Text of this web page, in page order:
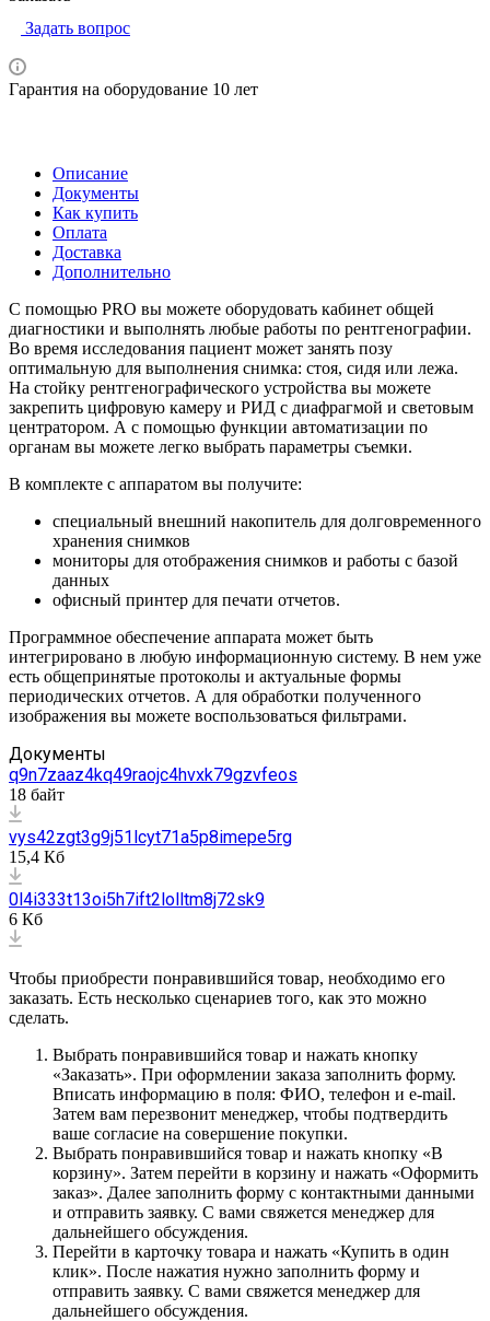
Задать вопрос
Гарантия на оборудование 10 лет
Описание
Документы
Как купить
Оплата
Доставка
Дополнительно
С помощью PRO вы можете оборудовать кабинет общей
диагностики и выполнять любые работы по рентгенографии.
Во время исследования пациент может занять позу
оптимальную для выполнения снимка: стоя, сидя или лежа.
На стойку рентгенографического устройства вы можете
закрепить цифровую камеру и РИД с диафрагмой и световым
центратором. А с помощью функции автоматизации по
органам вы можете легко выбрать параметры съемки.
В комплекте с аппаратом вы получите:
специальный внешний накопитель для долговременного
хранения снимков
мониторы для отображения снимков и работы с базой
данных
офисный принтер для печати отчетов.
Программное обеспечение аппарата может быть
интегрировано в любую информационную систему. В нем уже
есть общепринятые протоколы и актуальные формы
периодических отчетов. А для обработки полученного
изображения вы можете воспользоваться фильтрами.
Документы
q9n7zaaz4kq49raojc4hvxk79gzvfeos
18 байт
vys42zgt3g9j51lcyt71a5p8imepe5rg
15,4 Кб
0l4i333t13oi5h7ift2lolltm8j72sk9
6 Кб
Чтобы приобрести понравившийся товар, необходимо его
заказать. Есть несколько сценариев того, как это можно
сделать.
Выбрать понравившийся товар и нажать кнопку
«Заказать». При оформлении заказа заполнить форму.
Вписать информацию в поля: ФИО, телефон и e-mail.
Затем вам перезвонит менеджер, чтобы подтвердить
ваше согласие на совершение покупки.
Выбрать понравившийся товар и нажать кнопку «В
корзину». Затем перейти в корзину и нажать «Оформить
заказ». Далее заполнить форму с контактными данными
и отправить заявку. С вами свяжется менеджер для
дальнейшего обсуждения.
Перейти в карточку товара и нажать «Купить в один
клик». После нажатия нужно заполнить форму и
отправить заявку. С вами свяжется менеджер для
дальнейшего обсуждения.